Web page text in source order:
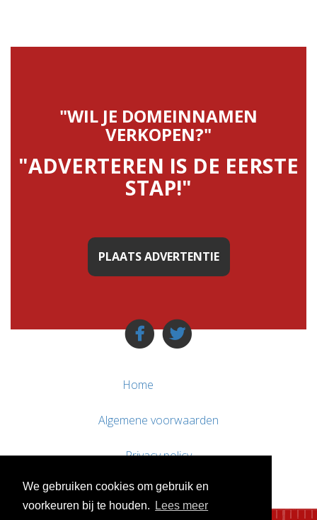
We gebruiken cookies om gebruik en
voorkeuren bij te houden.
Lees meer
"WIL JE DOMEINNAMEN
VERKOPEN?"
"ADVERTEREN IS DE EERSTE
STAP!"
PLAATS ADVERTENTIE
Home
Algemene voorwaarden
Privacy policy
Contact / Support